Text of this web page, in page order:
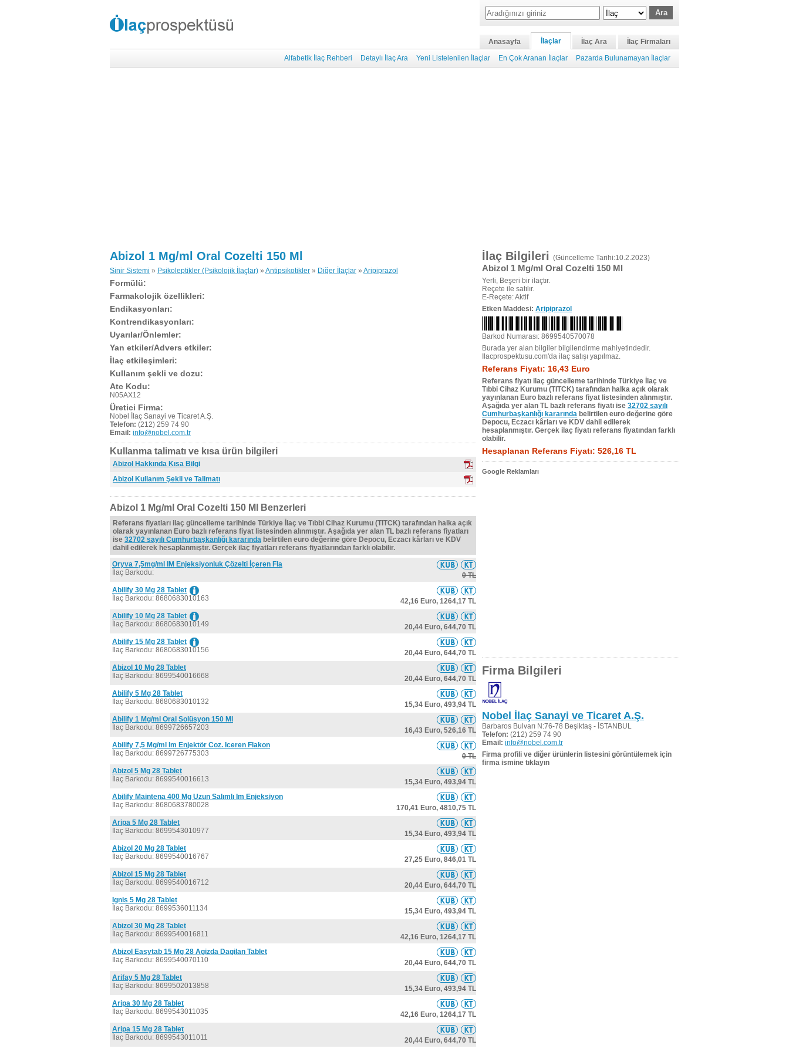
Anasayfa İlaçlar İlaç Ara
İlaç Firmaları
Alfabetik İlaç Rehberi
Detaylı İlaç Ara Yeni Listelenilen İlaçlar En Çok Aranan İlaçlar Pazarda Bulunamayan İlaçlar
Abizol 1 Mg/ml Oral Cozelti 150 Ml
Sinir Sistemi » Psikoleptikler (Psikolojik İlaçlar) » Antipsikotikler » Diğer İlaçlar » Aripiprazol
Formülü:
Farmakolojik özellikleri:
Endikasyonları:
Kontrendikasyonları:
Uyarılar/Önlemler:
Yan etkiler/Advers etkiler:
İlaç etkileşimleri:
Kullanım şekli ve dozu:
Atc Kodu:
N05AX12
Üretici Firma:
Nobel İlaç Sanayi ve Ticaret A.Ş.
Telefon: (212) 259 74 90
Email: info@nobel.com.tr
Kullanma talimatı ve kısa ürün bilgileri
Abizol Hakkında Kısa Bilgi
Abizol Kullanım Şekli ve Talimatı
Abizol 1 Mg/ml Oral Cozelti 150 Ml Benzerleri
Referans fiyatları ilaç güncelleme tarihinde Türkiye İlaç ve Tıbbi Cihaz Kurumu (TITCK) tarafından halka açık
olarak yayınlanan Euro bazlı referans fiyat listesinden alınmıştır. Aşağıda yer alan TL bazlı referans fiyatları
ise 32702 sayılı Cumhurbaşkanlığı kararında belirtilen euro değerine göre Depocu, Eczacı kârları ve KDV
dahil edilerek hesaplanmıştır. Gerçek ilaç fiyatları referans fiyatlarından farklı olabilir.
Oryva 7,5mg/ml IM Enjeksiyonluk Çözelti İçeren Fla
İlaç Barkodu:
0 TL
Abilify 30 Mg 28 Tablet
İlaç Barkodu: 8680683010163
42,16 Euro, 1264,17 TL
Abilify 10 Mg 28 Tablet
İlaç Barkodu: 8680683010149
20,44 Euro, 644,70 TL
Abilify 15 Mg 28 Tablet
İlaç Barkodu: 8680683010156
20,44 Euro, 644,70 TL
Abizol 10 Mg 28 Tablet
İlaç Barkodu: 8699540016668
20,44 Euro, 644,70 TL
Abilify 5 Mg 28 Tablet
İlaç Barkodu: 8680683010132
15,34 Euro, 493,94 TL
Abilify 1 Mg/ml Oral Solüsyon 150 Ml
İlaç Barkodu: 8699726657203
16,43 Euro, 526,16 TL
Abilify 7,5 Mg/ml Im Enjektör Coz. Iceren Flakon
İlaç Barkodu: 8699726775303
0 TL
Abizol 5 Mg 28 Tablet
İlaç Barkodu: 8699540016613
15,34 Euro, 493,94 TL
Abilify Maintena 400 Mg Uzun Salımlı Im Enjeksiyon
İlaç Barkodu: 8680683780028
170,41 Euro, 4810,75 TL
Aripa 5 Mg 28 Tablet
İlaç Barkodu: 8699543010977
15,34 Euro, 493,94 TL
Abizol 20 Mg 28 Tablet
İlaç Barkodu: 8699540016767
27,25 Euro, 846,01 TL
Abizol 15 Mg 28 Tablet
İlaç Barkodu: 8699540016712
20,44 Euro, 644,70 TL
Ignis 5 Mg 28 Tablet
İlaç Barkodu: 8699536011134
15,34 Euro, 493,94 TL
Abizol 30 Mg 28 Tablet
İlaç Barkodu: 8699540016811
42,16 Euro, 1264,17 TL
Abizol Easytab 15 Mg 28 Agizda Dagilan Tablet
İlaç Barkodu: 8699540070110
20,44 Euro, 644,70 TL
Arifay 5 Mg 28 Tablet
İlaç Barkodu: 8699502013858
15,34 Euro, 493,94 TL
Aripa 30 Mg 28 Tablet
İlaç Barkodu: 8699543011035
42,16 Euro, 1264,17 TL
Aripa 15 Mg 28 Tablet
İlaç Barkodu: 8699543011011
20,44 Euro, 644,70 TL
İlaç Bilgileri (Güncelleme Tarihi:10.2.2023)
Abizol 1 Mg/ml Oral Cozelti 150 Ml
Yerli, Beşeri bir ilaçtır.
Reçete ile satılır.
E-Reçete: Aktif
Etken Maddesi: Aripiprazol
Barkod Numarası: 8699540570078
Burada yer alan bilgiler bilgilendirme mahiyetindedir.
Ilacprospektusu.com'da ilaç satışı yapılmaz.
Referans Fiyatı: 16,43 Euro
Referans fiyatı ilaç güncelleme tarihinde Türkiye İlaç ve
Tıbbi Cihaz Kurumu (TITCK) tarafından halka açık olarak
yayınlanan Euro bazlı referans fiyat listesinden alınmıştır.
Aşağıda yer alan TL bazlı referans fiyatı ise 32702 sayılı
Cumhurbaşkanlığı kararında belirtilen euro değerine göre
Depocu, Eczacı kârları ve KDV dahil edilerek
hesaplanmıştır. Gerçek ilaç fiyatı referans fiyatından farklı
olabilir.
Hesaplanan Referans Fiyatı: 526,16 TL
Google Reklamları
Firma Bilgileri
Nobel İlaç Sanayi ve Ticaret A.Ş.
Barbaros Bulvarı N:76-78 Beşiktaş - İSTANBUL
Telefon: (212) 259 74 90
Email: info@nobel.com.tr
Firma profili ve diğer ürünlerin listesini görüntülemek için
firma ismine tıklayın